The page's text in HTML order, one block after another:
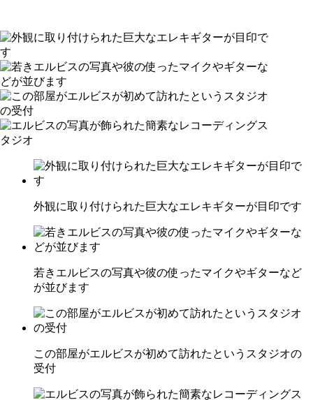
外観に取り付けられた巨大なエレキギターが目印です
若きエルビスの写真や彼の使ったマイクやギターなど
が並びます
この部屋がエルビスが初めて訪れたというスタジオの
受付